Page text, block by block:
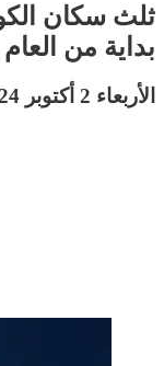
ثلث سكان
بداية من
الأربعاء 2 أكتوبر 2024